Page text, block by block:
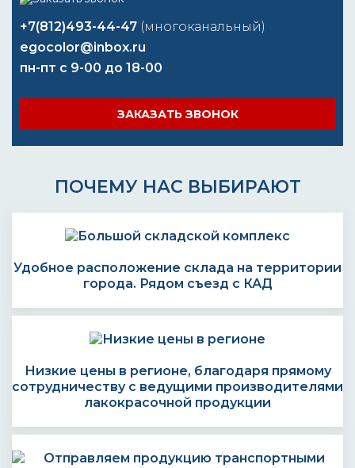
+7(812)493-44-47 (многоканальный)
egocolor@inbox.ru
пн-пт с 9-00 до 18-00
ЗАКАЗАТЬ ЗВОНОК
ПОЧЕМУ НАС ВЫБИРАЮТ
Удобное расположение склада на территории
города. Рядом съезд с КАД
Низкие цены в регионе, благодаря прямому
сотрудничеству с ведущими производителями
лакокрасочной продукции